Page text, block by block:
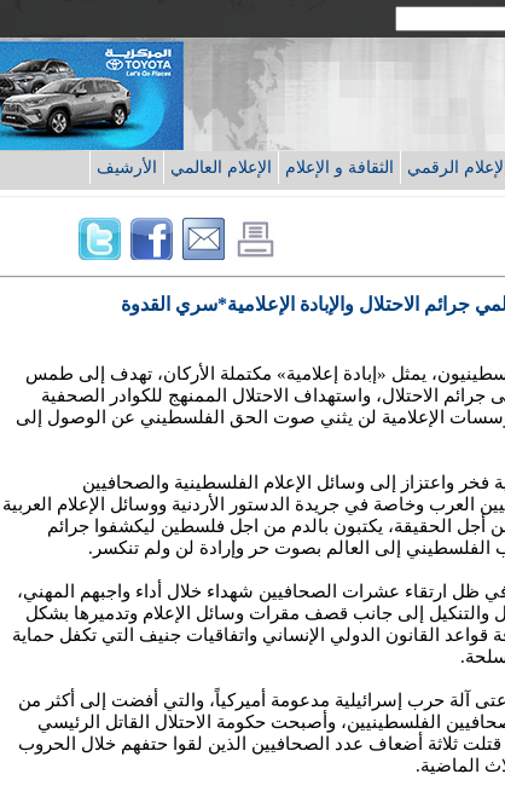
الرقمي الثقافة و الإعلام الإعلام العالمي الأرشيف
جرائم الاحتلال والإبادة الإعلامية*سري القدوة
يمثل «إبادة إعلامية» مكتملة الأركان، تهدف إلى طمس
جرائم الاحتلال، واستهداف الاحتلال الممنهج للكوادر الصحفية
الإعلامية لن يثني صوت الحق الفلسطيني عن الوصول إلى
فخر واعتزاز إلى وسائل الإعلام الفلسطينية والصحافيين
العرب وخاصة في جريدة الدستور الأردنية ووسائل الإعلام العربية
أجل الحقيقة، يكتبون بالدم من اجل فلسطين ليكشفوا جرائم
الفلسطيني إلى العالم بصوت حر وإرادة لن ولم تنكسر.
ظل ارتقاء عشرات الصحافيين شهداء خلال أداء واجبهم المهني،
والتنكيل إلى جانب قصف مقرات وسائل الإعلام وتدميرها بشكل
قواعد القانون الدولي الإنساني واتفاقيات جنيف التي تكفل حماية
آلة حرب إسرائيلية مدعومة أميركياً، والتي أفضت إلى أكثر من
الفلسطينيين، وأصبحت حكومة الاحتلال القاتل الرئيسي
ثلاثة أضعاف عدد الصحافيين الذين لقوا حتفهم خلال الحروب
الماضية.